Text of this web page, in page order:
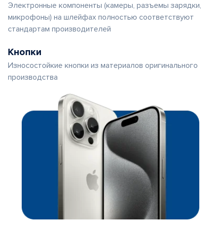
Электронные компоненты (камеры, разъемы зарядки,
микрофоны) на шлейфах полностью соответствуют
стандартам производителей
Кнопки
Износостойкие кнопки из материалов оригинального
производства